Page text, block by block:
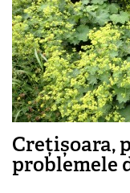
Crețișoara,
problemele